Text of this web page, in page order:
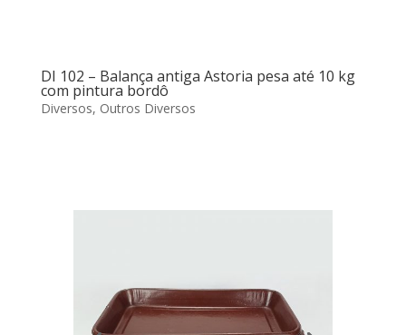
DI 102 – Balança antiga Astoria pesa até 10 kg
com pintura bordô
Diversos, Outros Diversos